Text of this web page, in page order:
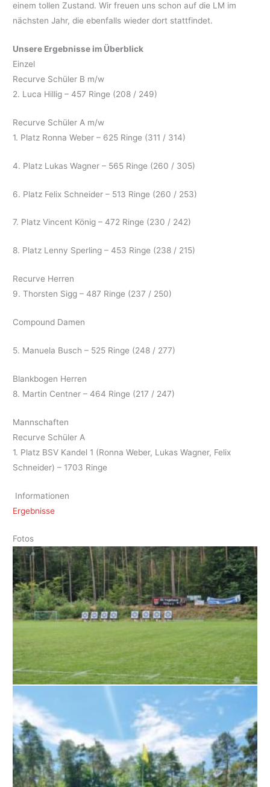
einem tollen Zustand. Wir freuen uns schon auf die LM im
nächsten Jahr, die ebenfalls wieder dort stattfindet.
Unsere Ergebnisse im Überblick
Einzel
Recurve Schüler B m/w
2. Luca Hillig – 457 Ringe (208 / 249)
Recurve Schüler A m/w
1. Platz Ronna Weber – 625 Ringe (311 / 314)
4. Platz Lukas Wagner – 565 Ringe (260 / 305)
6. Platz Felix Schneider – 513 Ringe (260 / 253)
7. Platz Vincent König – 472 Ringe (230 / 242)
8. Platz Lenny Sperling – 453 Ringe (238 / 215)
Recurve Herren
9. Thorsten Sigg – 487 Ringe (237 / 250)
Compound Damen
5. Manuela Busch – 525 Ringe (248 / 277)
Blankbogen Herren
8. Martin Centner – 464 Ringe (217 / 247)
Mannschaften
Recurve Schüler A
1. Platz BSV Kandel 1 (Ronna Weber, Lukas Wagner, Felix
Schneider) – 1703 Ringe
Informationen
Ergebnisse
Fotos